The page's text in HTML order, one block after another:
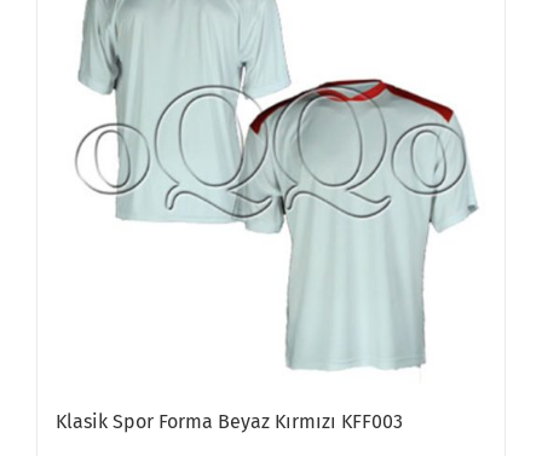
Klasik Spor Forma Beyaz Kırmızı KFF003